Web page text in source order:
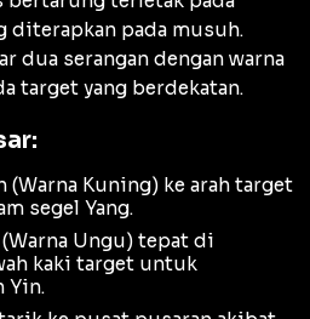
diterapkan pada musuh.
dua serangan dengan warna
target yang berdekatan.
(Warna Kuning) ke arah target
segel Yang.
(Warna Ungu) tepat di
kaki target untuk
Yin.